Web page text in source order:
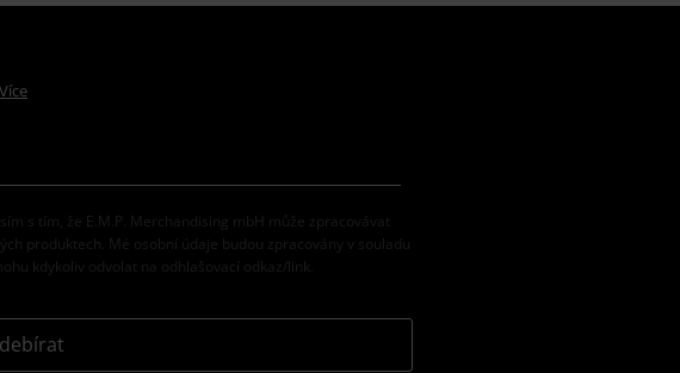
Více
s tím, že E.M.P. Merchandising mbH může zpracovávat
produktech. Mé osobní údaje budou zpracovány v souladu
kdykoliv odvolat na odhlašovací odkaz/link.